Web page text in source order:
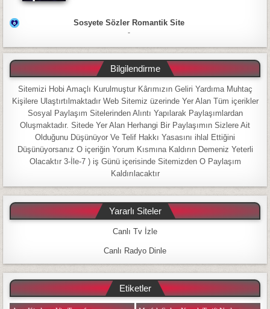
Sosyete Sözler Romantik Site
-
Bilgilendirme
Sitemizi Hobi Amaçlı Kurulmuştur Kârımızın Geliri Yardıma Muhtaç
Kişilere Ulaştırtılmaktadır Web Sitemiz üzerinde Yer Alan Tüm içerikler
Sosyal Paylaşım Sitelerinden Alıntı Yapılarak Paylaşımlardan
Oluşmaktadır. Sitede Yer Alan Herhangi Bir Paylaşımın Sizlere Ait
Olduğunu Düşünüyor Ve Telif Hakkı Yasasını ihlal Ettiğini
Düşünüyorsanız O içeriğin Yorum Kısmına Kaldırın Demeniz Yeterli
Olacaktır 3-İle-7 ) iş Günü içerisinde Sitemizden O Paylaşım
Kaldırılacaktır
Yararlı Siteler
Canlı Tv İzle
Canlı Radyo Dinle
Etiketler